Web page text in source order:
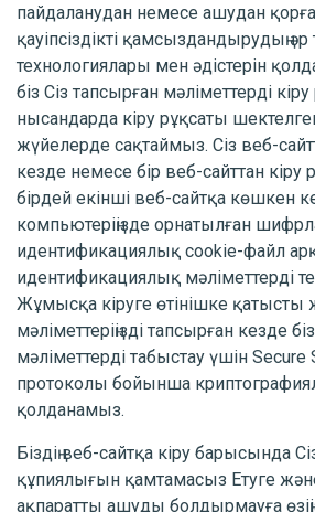
пайдаланудан немесе ашудан
қауіпсіздікті қамсыздандырудың әр
технологиялары мен әдістерін
біз Сіз тапсырған мәліметтерді
нысандарда кіру рұқсаты
жүйелерде сақтаймыз. Сіз веб-
кезде немесе бір веб-сайттан кіру
бірдей екінші веб-сайтқа көшкен
компьютеріңізде орнатылған
идентификациялық cookie-файл
идентификациялық мәліметтерді
Жұмысқа кіруге өтінішке қатысты
мәліметтеріңізді тапсырған кезде
мәліметтерді табыстау үшін
протоколы бойынша
қолданамыз.
Біздің веб-сайтқа кіру барысында
құпиялығын қамтамасыз Етуге
ақпаратты ашуды болдырмауға